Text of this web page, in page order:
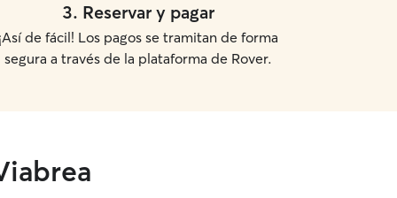
3. Reservar y pagar
de fácil! Los pagos se tramitan de forma
segura a través de la plataforma de Rover.